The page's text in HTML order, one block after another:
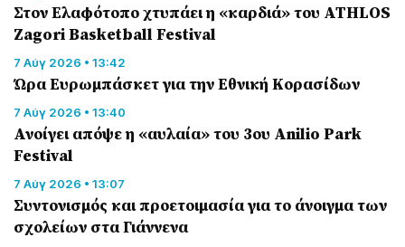
Στον Ελαφότοπο χτυπάει η «καρδιά» του ATHLOS
Zagori Basketball Festival
7 Αύγ 2026 • 13:42
Ώρα Ευρωμπάσκετ για την Εθνική Κορασίδων
7 Αύγ 2026 • 13:40
Ανοίγει απόψε η «αυλαία» του 3ου Anilio Park
Festival
7 Αύγ 2026 • 13:07
Συντονισμός και προετοιμασία για το άνοιγμα των
σχολείων στα Γιάννενα